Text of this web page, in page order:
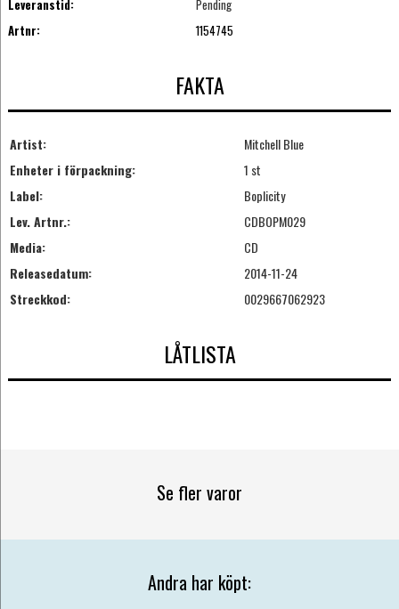
Leveranstid:
Pending
Artnr:
1154745
FAKTA
Artist:
Mitchell Blue
Enheter i förpackning:
1 st
Label:
Boplicity
Lev. Artnr.:
CDBOPM029
Media:
CD
Releasedatum:
2014-11-24
Streckkod:
0029667062923
LÅTLISTA
Se fler varor
Andra har köpt: